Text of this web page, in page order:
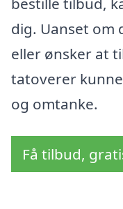
dig. Uanset om
eller ønsker at
tatoverer
og omtanke.
Få tilbud,